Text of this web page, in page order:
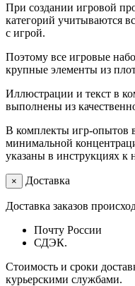
При создании игровой
категорий учитываются
с игрой.
Поэтому все игровые
крупные элементы из
Иллюстрации и текст в
выполнены из
В комплекты игр-опытов
минимальной
указаны в инструкциях к
× Доставка
Доставка заказов
Почту России
СДЭК.
Стоимость и сроки
курьерскими службами.